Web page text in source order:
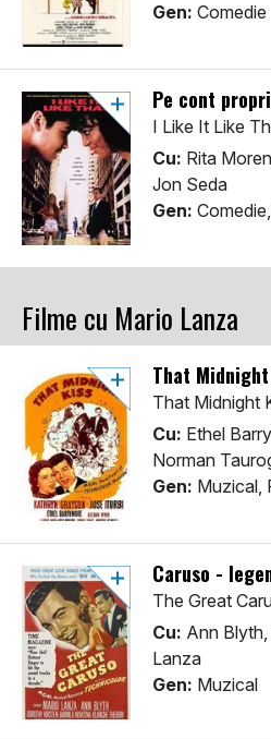
Gen: Comedie
Pe cont
I Like It Like
Cu: Rita
Jon Seda
Gen:
Filme cu Mario Lanza
That
That Midnight
Cu: Ethel
Norman
Gen: Muzical,
Caruso -
The Great
Cu: Ann
Lanza
Gen: Muzical